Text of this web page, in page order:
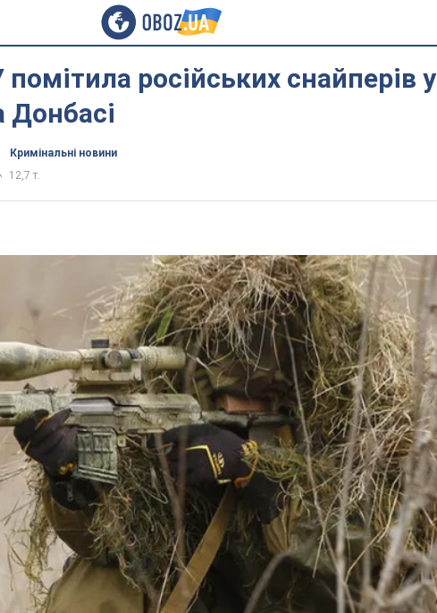
російських снайперів у
Донбасі
Кримінальні новини
12,7 т.